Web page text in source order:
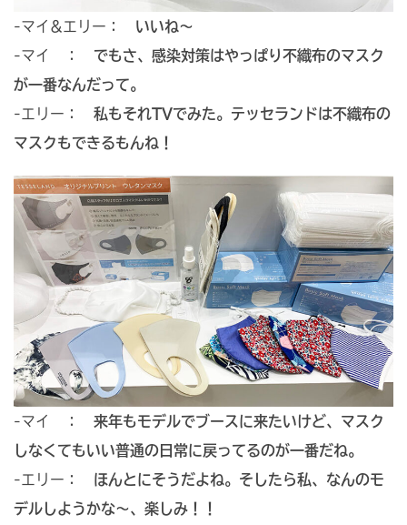
-マイ&エリー： いいね～
-マイ ： でもさ、感染対策はやっぱり不織布のマスク
が一番なんだって。
-エリー： 私もそれTVでみた。テッセランドは不織布の
マスクもできるもんね！
-マイ ： 来年もモデルでブースに来たいけど、マスク
しなくてもいい普通の日常に戻ってるのが一番だね。
-エリー： ほんとにそうだよね。そしたら私、なんのモ
デルしようかな～、楽しみ！！